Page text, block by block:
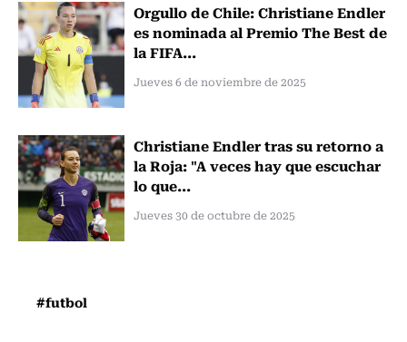
Orgullo de Chile: Christiane Endler
es nominada al Premio The Best de
la FIFA...
Jueves 6 de noviembre de 2025
Christiane Endler tras su retorno a
la Roja: "A veces hay que escuchar
lo que...
Jueves 30 de octubre de 2025
#futbol